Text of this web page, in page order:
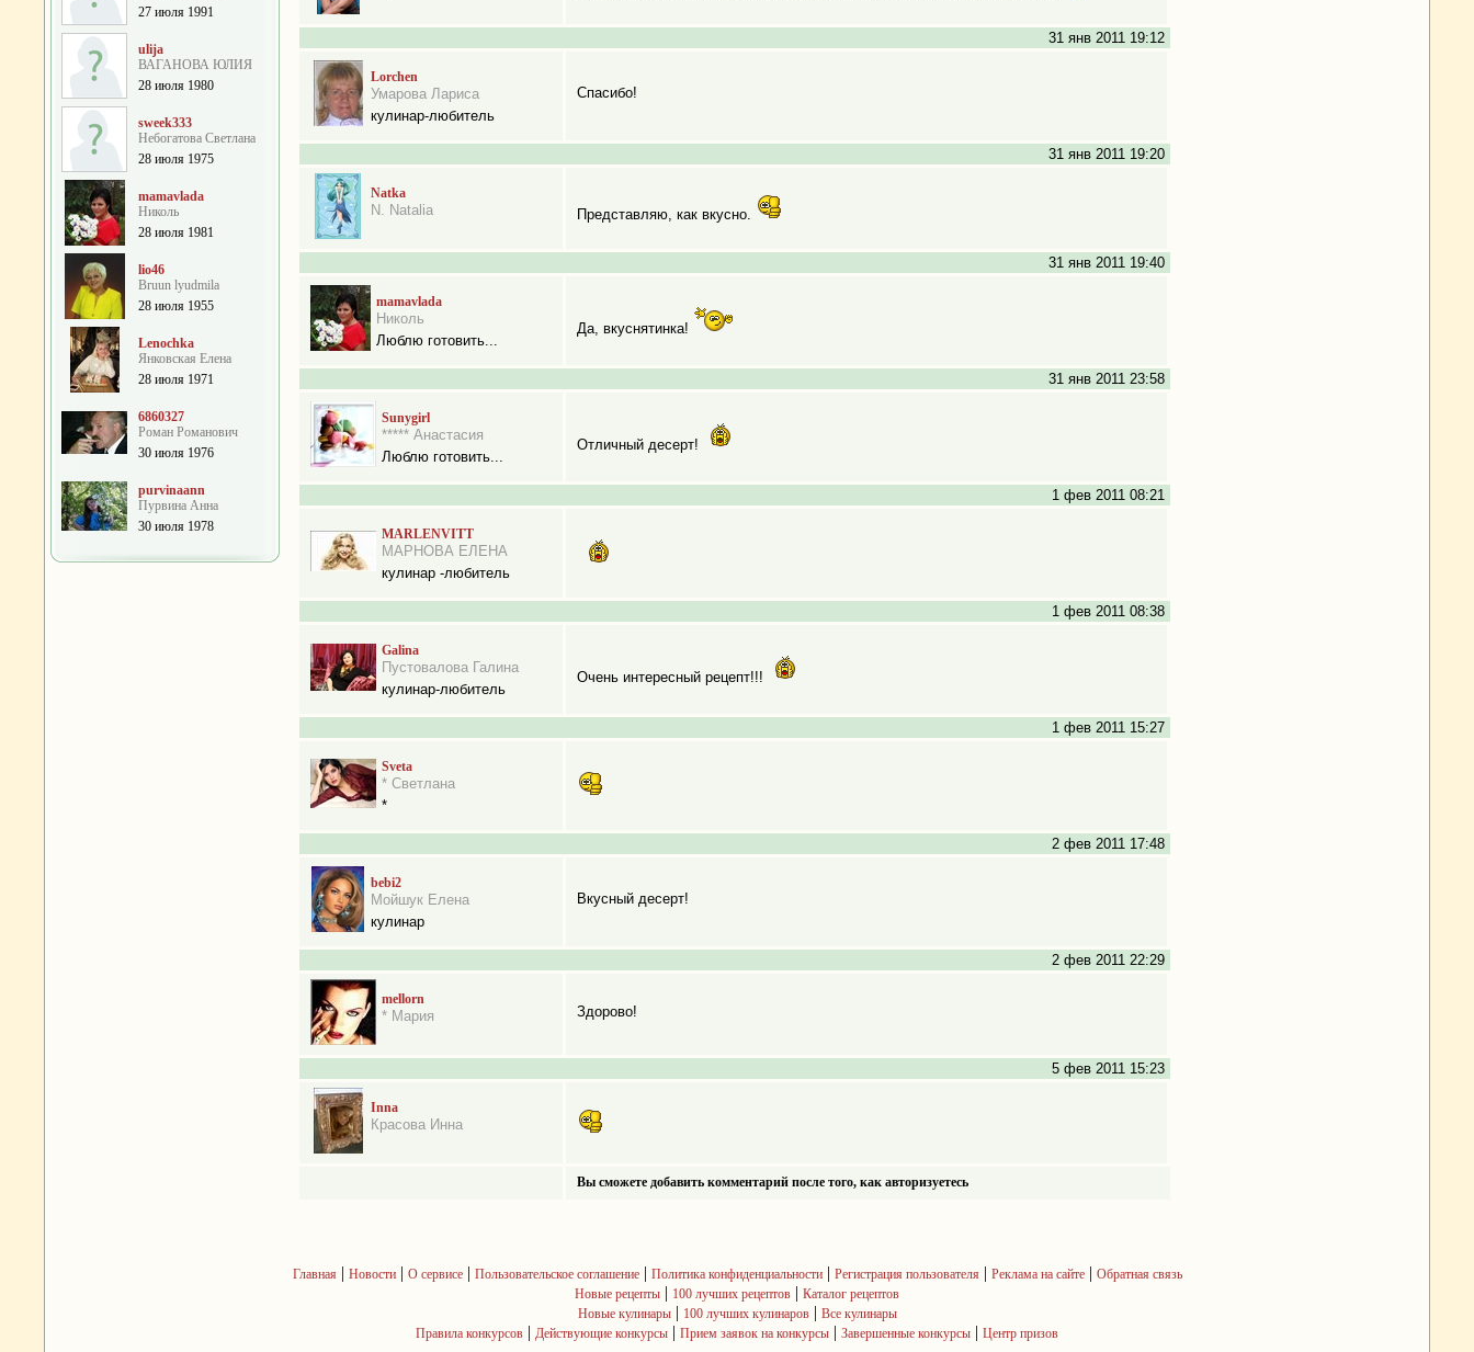
27 июля 1991
ulija
ВАГАНОВА ЮЛИЯ
28 июля 1980
sweek333
Небогатова Cветлана
28 июля 1975
mamavlada
Николь
28 июля 1981
lio46
Bruun lyudmila
28 июля 1955
Lenochka
Янковская Елена
28 июля 1971
6860327
Роман Романович
30 июля 1976
purvinaann
Пурвина Анна
30 июля 1978
31 янв 2011 19:12
Lorchen
Умарова Лариса
кулинар-любитель
Спасибо!
31 янв 2011 19:20
Natka
N. Natalia Представляю, как вкусно.
31 янв 2011 19:40
mamavlada
Николь
Люблю готовить...
Да, вкуснятинка!
31 янв 2011 23:58
Sunygirl
***** Анастасия
Люблю готовить...
Отличный десерт!
1 фев 2011 08:21
MARLENVITT
МАРНОВА ЕЛЕНА
кулинар -любитель
1 фев 2011 08:38
Galina
Пустовалова Галина
кулинар-любитель
Очень интересный рецепт!!!
1 фев 2011 15:27
Sveta
* Светлана
*
2 фев 2011 17:48
bebi2
Мойшук Елена
кулинар
Вкусный десерт!
2 фев 2011 22:29
mellorn
* Мария Здорово!
5 фев 2011 15:23
Inna
Красова Инна
Вы сможете добавить комментарий после того, как авторизуетесь
Главная | Новости| О сервисе| Пользовательское соглашение| Политика конфиденциальности| Регистрация пользователя | Реклама на сайте| Обратная связь
Новые рецепты | 100 лучших рецептов | Каталог рецептов
Новые кулинары| 100 лучших кулинаров| Все кулинары
Правила конкурсов | Действующие конкурсы | Прием заявок на конкурсы | Завершенные конкурсы | Центр призов